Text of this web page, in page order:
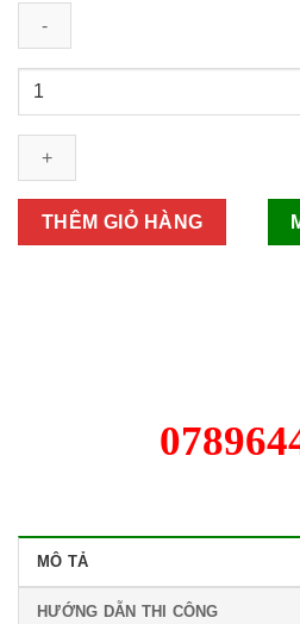
Tấm
Lợp
Mái
lượng
THÊM GIỎ HÀNG
MÔ TẢ
HƯỚNG DẪN THI CÔNG